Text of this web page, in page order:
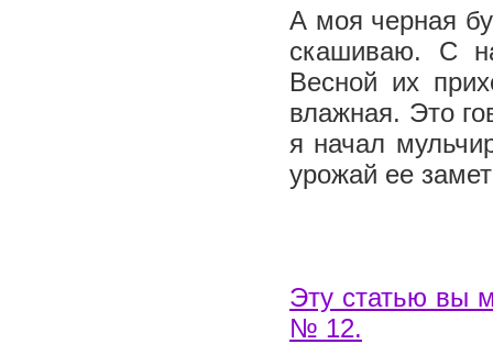
А моя черная
скашиваю. С
Весной их
влажная. Это
я начал
урожай ее
Эту статью вы
№ 12.